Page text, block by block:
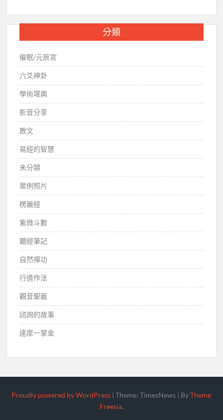
分類
催眠/元辰宮
六爻神卦
學術堪輿
影音分享
散文
易經的智慧
未分類
案例照片
楞嚴經
紫微斗數
聽經筆記
自然禪功
行道作法
觀音聖籤
諮詢的故事
達摩一掌金
Proudly powered by WordPress |Theme: TimesNews | ByTheme
Freesia.